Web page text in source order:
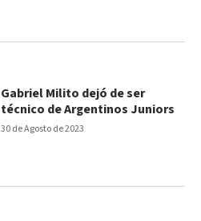
30 de Agosto de 2023
Gabriel Milito dejó de ser
técnico de Argentinos Juniors